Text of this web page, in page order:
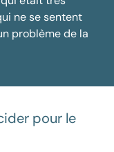
ne se sentent
problème de la
pour le